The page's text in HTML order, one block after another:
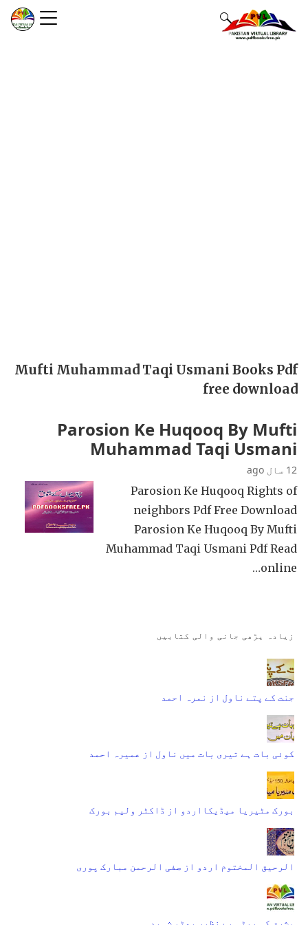
Mufti Muhammad Taqi Usmani Books Pdf
free download
Parosion Ke Huqooq By Mufti
Muhammad Taqi Usmani
12 سال ago
Parosion Ke Huqooq Rights of
neighbors Pdf Free Download
Parosion Ke Huqooq By Mufti
Muhammad Taqi Usmani Pdf Read
online…
زیادہ پڑھی جانی والی کتابیں
جنت کے پتے ناول از نمرہ احمد
کوئی بات ہے تیری بات میں ناول از عمیرہ احمد
بورک مٹیریا میڈیکااردو از ڈاکٹر ولیم بورک
الرحیق المختوم اردو از صفی الرحمن مبارک پوری